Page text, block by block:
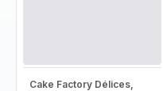
Cake Factory Délices,